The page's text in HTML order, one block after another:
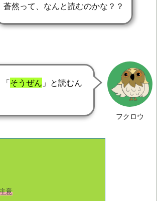
蒼然って、なんと読むのかな？？
フクロウ
「そうぜん 」と読むん
意